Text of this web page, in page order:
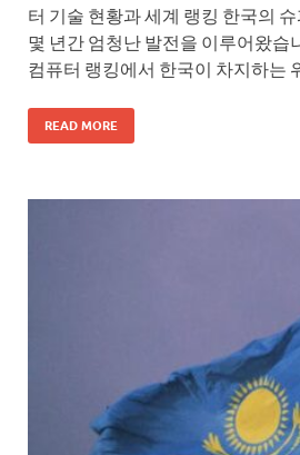
터 기술 현황과 세계 랭킹 한국의
몇 년간 엄청난 발전을 이루어왔습
컴퓨터 랭킹에서 한국이 차지하는
READ MORE